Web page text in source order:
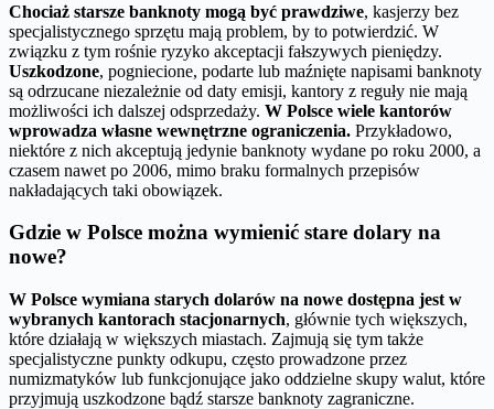
Chociaż starsze banknoty mogą być prawdziwe, kasjerzy bez
specjalistycznego sprzętu mają problem, by to potwierdzić. W
związku z tym rośnie ryzyko akceptacji fałszywych pieniędzy.
Uszkodzone, pogniecione, podarte lub maźnięte napisami banknoty
są odrzucane niezależnie od daty emisji, kantory z reguły nie mają
możliwości ich dalszej odsprzedaży. W Polsce wiele kantorów
wprowadza własne wewnętrzne ograniczenia. Przykładowo,
niektóre z nich akceptują jedynie banknoty wydane po roku 2000, a
czasem nawet po 2006, mimo braku formalnych przepisów
nakładających taki obowiązek.
Gdzie w Polsce można wymienić stare dolary na
nowe?
W Polsce wymiana starych dolarów na nowe dostępna jest w
wybranych kantorach stacjonarnych, głównie tych większych,
które działają w większych miastach. Zajmują się tym także
specjalistyczne punkty odkupu, często prowadzone przez
numizmatyków lub funkcjonujące jako oddzielne skupy walut, które
przyjmują uszkodzone bądź starsze banknoty zagraniczne.